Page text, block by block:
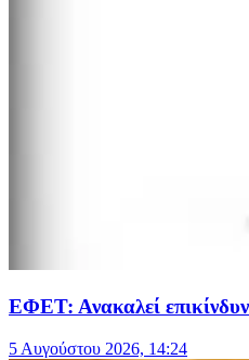
ΕΦΕΤ: Ανακαλεί
5 Αυγούστου 2026, 14:24